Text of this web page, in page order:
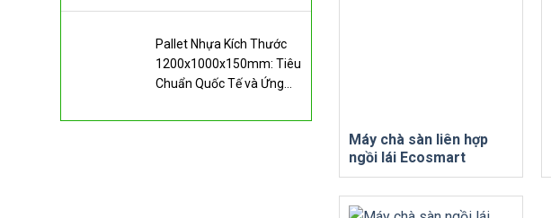
Pallet Nhựa Kích Thước
1200x1000x150mm: Tiêu
Chuẩn Quốc Tế và Ứng
Máy chà sàn liên hợp
ngồi lái Ecosmart